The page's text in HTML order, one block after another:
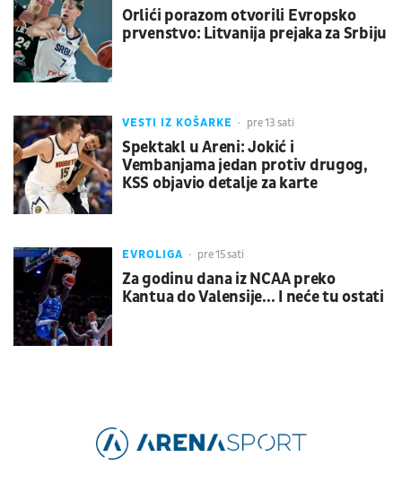
Orlići porazom otvorili Evropsko
prvenstvo: Litvanija prejaka za Srbiju
VESTI IZ KOŠARKE pre 13 sati
Spektakl u Areni: Jokić i
Vembanjama jedan protiv drugog,
KSS objavio detalje za karte
EVROLIGA pre 15 sati
Za godinu dana iz NCAA preko
Kantua do Valensije... I neće tu ostati